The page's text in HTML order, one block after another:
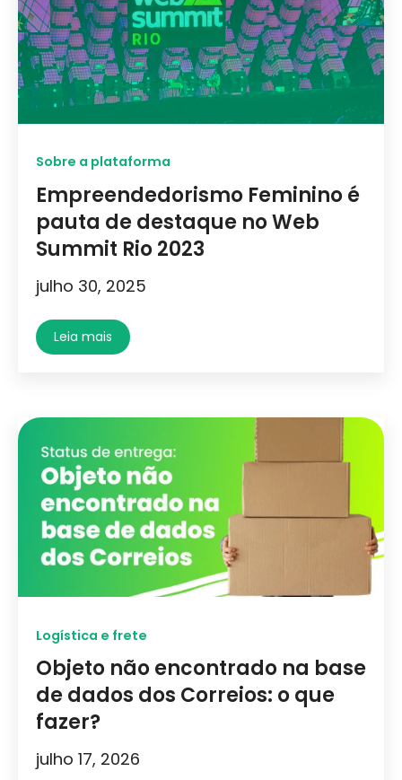
Sobre a plataforma
Empreendedorismo Feminino é
pauta de destaque no Web
Summit Rio 2023
julho 30, 2025
Leia mais
Logística e frete
Objeto não encontrado na base
de dados dos Correios: o que
fazer?
julho 17, 2026